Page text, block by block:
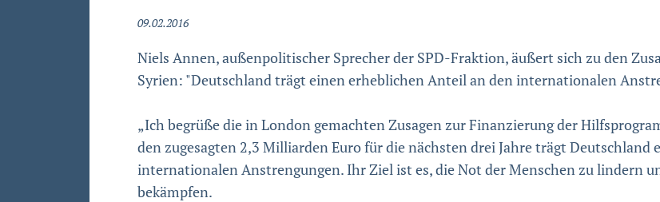
09.02.2016
Niels Annen, außenpolitischer Sprecher der SPD-Fraktion, äußert sich zu den
Syrien: "Deutschland trägt einen erheblichen Anteil an den internationalen
„Ich begrüße die in London gemachten Zusagen zur Finanzierung der
den zugesagten 2,3 Milliarden Euro für die nächsten drei Jahre trägt
internationalen Anstrengungen. Ihr Ziel ist es, die Not der Menschen zu lindern
bekämpfen.